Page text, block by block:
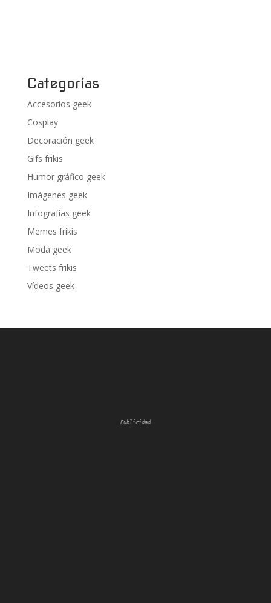
Categorías
Accesorios geek
Cosplay
Decoración geek
Gifs frikis
Humor gráfico geek
Imágenes geek
Infografías geek
Memes frikis
Moda geek
Tweets frikis
Vídeos geek
Publicidad